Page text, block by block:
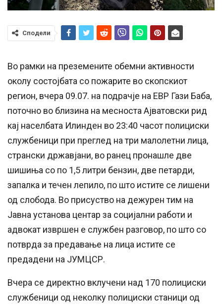
Сподели
Во рамки на преземените обемни активности
околу состојбата со пожарите во скопскиот
регион, вчера 09.07. на подрачје на ЕВР Гази Баба,
поточно во близина на месноста Ајватовски рид
кај населбата Илинден во 23:40 часот полициски
службеници при преглед на три малолетни лица,
странски државјани, во ранец пронашле две
шишиња со по 1,5 литри бензин, две петарди,
запалка и течен лепило, по што истите се лишени
од слобода. Во присуство на дежурен тим на
Јавна установа центар за социјални работи и
адвокат извршен е службен разговор, по што со
потврда за предавање на лица истите се
предадени на ЈУМЦСР.
Вчера се директно вклучени над 170 полициски
службеници од неколку полициски станици од